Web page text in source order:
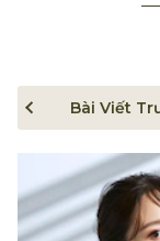
Bài Viết